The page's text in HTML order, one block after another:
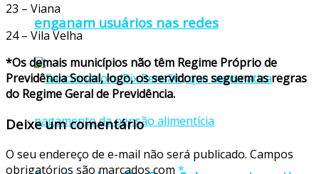
enganam usuários nas redes
23 – Viana
24 – Vila Velha
*Os demais municípios não têm Regime Próprio de
Previdência Social, logo, os servidores seguem as regras
do Regime Geral de Previdência.
Deixe um comentário
O seu endereço de e-mail não será publicado. Campos
obrigatórios são marcados com *